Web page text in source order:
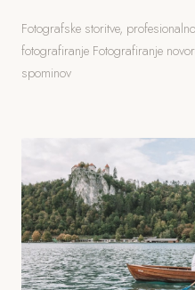
Fotografske storitve,
fotografiranje Fotografiranje
spominov